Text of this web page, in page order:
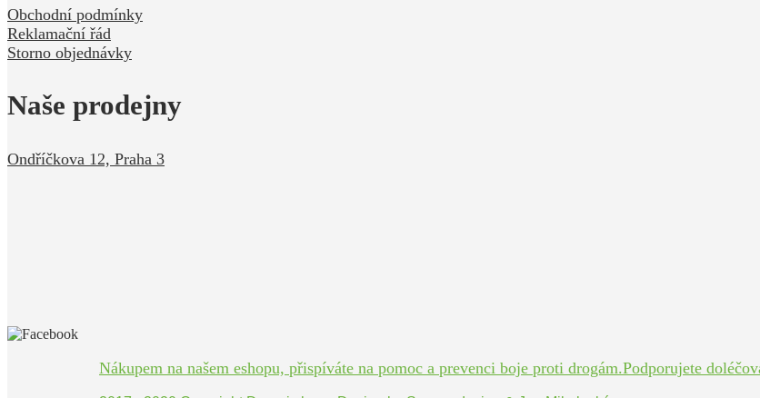
Obchodní podmínky
Reklamační řád
Storno objednávky
Naše prodejny
Ondříčkova 12, Praha 3
Nákupem na našem eshopu, přispíváte na pomoc a prevenci boje proti drogám.Podporujete